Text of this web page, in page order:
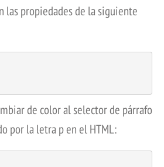
las propiedades de la siguiente
de color al selector de párrafo
por la letra p en el HTML: